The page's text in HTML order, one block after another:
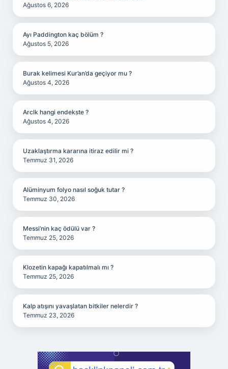
Ağustos 6, 2026
Ayı Paddington kaç bölüm ?
Ağustos 5, 2026
Burak kelimesi Kur’an’da geçiyor mu ?
Ağustos 4, 2026
Arclk hangi endekste ?
Ağustos 4, 2026
Uzaklaştırma kararına itiraz edilir mi ?
Temmuz 31, 2026
Alüminyum folyo nasıl soğuk tutar ?
Temmuz 30, 2026
Messi’nin kaç ödülü var ?
Temmuz 25, 2026
Klozetin kapağı kapatılmalı mı ?
Temmuz 25, 2026
Kalp atışını yavaşlatan bitkiler nelerdir ?
Temmuz 23, 2026